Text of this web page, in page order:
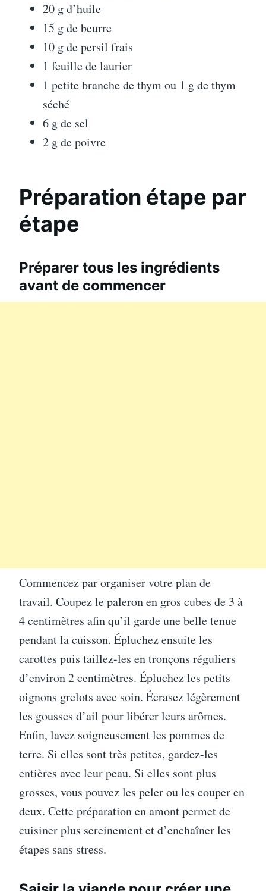
20 g d’huile
15 g de beurre
10 g de persil frais
1 feuille de laurier
1 petite branche de thym ou 1 g de thym
séché
6 g de sel
2 g de poivre
Préparation étape par
étape
Préparer tous les ingrédients
avant de commencer
Commencez par organiser votre plan de
travail. Coupez le paleron en gros cubes de 3 à
4 centimètres afin qu’il garde une belle tenue
pendant la cuisson. Épluchez ensuite les
carottes puis taillez-les en tronçons réguliers
d’environ 2 centimètres. Épluchez les petits
oignons grelots avec soin. Écrasez légèrement
les gousses d’ail pour libérer leurs arômes.
Enfin, lavez soigneusement les pommes de
terre. Si elles sont très petites, gardez-les
entières avec leur peau. Si elles sont plus
grosses, vous pouvez les peler ou les couper en
deux. Cette préparation en amont permet de
cuisiner plus sereinement et d’enchaîner les
étapes sans stress.